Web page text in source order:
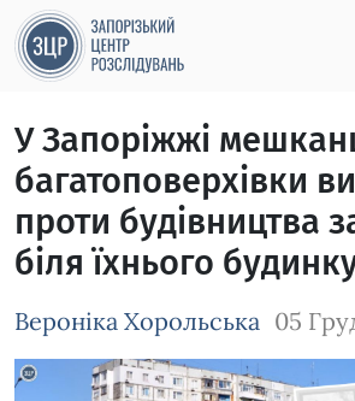
У Запоріжжі
багатоповерхівки
проти будівництва
біля їхнього
Вероніка Хорольська 05
Зображення завантажується